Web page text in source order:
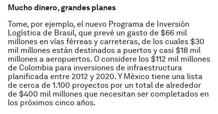
Mucho dinero, grandes planes
Tome, por ejemplo, el nuevo Programa de Inversión
Logística de Brasil, que prevé un gasto de $66 mil
millones en vías férreas y carreteras, de los cuales $30
mil millones están destinados a puertos y casi $18 mil
millones a aeropuertos. O considere los $112 mil millones
de Colombia para inversiones de infraestructura
planificada entre 2012 y 2020. Y México tiene una lista
de cerca de 1.100 proyectos por un total de alrededor
de $400 mil millones que necesitan ser completados en
los próximos cinco años.